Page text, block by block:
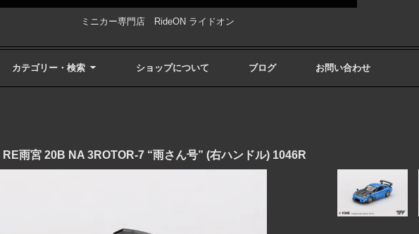
ミニカー専門店 RideON ライドオン
カテゴリー・検索 ショップについて ブログ お問い合わせ
雨宮 20B NA 3ROTOR-7 “雨さん号” (右ハンドル) 1046R